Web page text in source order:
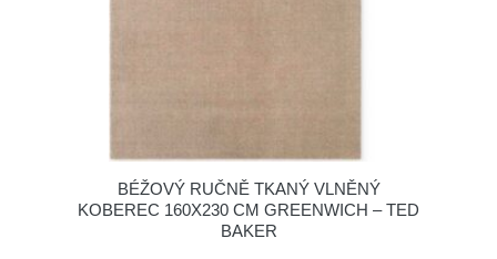
BÉŽOVÝ RUČNĚ TKANÝ VLNĚNÝ
KOBEREC 160X230 CM GREENWICH – TED
BAKER